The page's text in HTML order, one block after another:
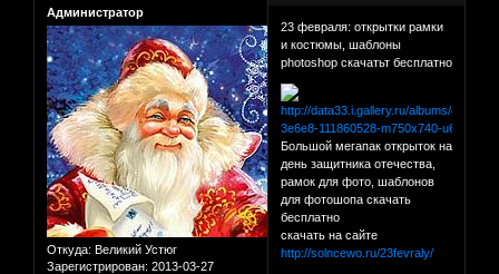
Администратор
Откуда: Великий Устюг
Зарегистрирован: 2013-03-27
23 февраля: открытки рамки
и костюмы, шаблоны
photoshop скачатьт бесплатно
Большой мегапак открыток на
день защитника отечества,
рамок для фото, шаблонов
для фотошопа скачать
бесплатно
скачать на сайте
http://solncewo.ru/23fevraly/